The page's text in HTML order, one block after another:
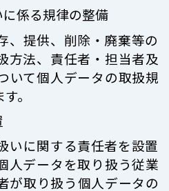
係る規律の整備
、提供、削除・廃棄等の
方法、責任者・担当者及
いて個人データの取扱規
。
いに関する責任者を設置
人データを取り扱う従業
が取り扱う個人データの